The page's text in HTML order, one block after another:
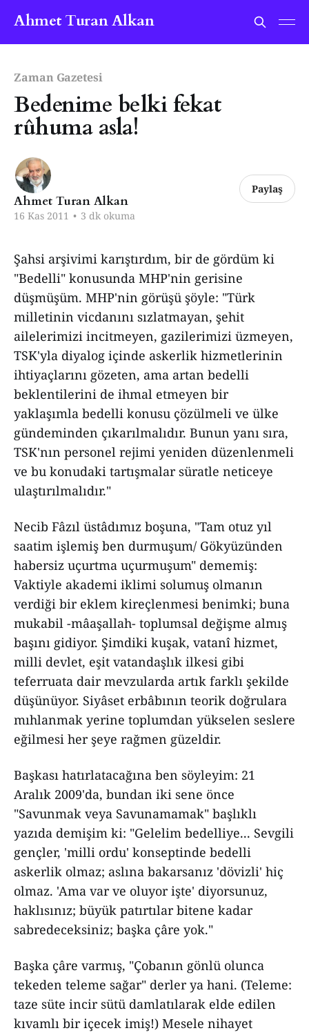
Ahmet Turan Alkan
Zaman Gazetesi
Bedenime belki fekat
rûhuma asla!
Ahmet Turan Alkan
16 Kas 2011 • 3 dk okuma
Paylaş
Şahsi arşivimi karıştırdım, bir de gördüm ki
"Bedelli" konusunda MHP'nin gerisine
düşmüşüm. MHP'nin görüşü şöyle: "Türk
milletinin vicdanını sızlatmayan, şehit
ailelerimizi incitmeyen, gazilerimizi üzmeyen,
TSK'yla diyalog içinde askerlik hizmetlerinin
ihtiyaçlarını gözeten, ama artan bedelli
beklentilerini de ihmal etmeyen bir
yaklaşımla bedelli konusu çözülmeli ve ülke
gündeminden çıkarılmalıdır. Bunun yanı sıra,
TSK'nın personel rejimi yeniden düzenlenmeli
ve bu konudaki tartışmalar süratle neticeye
ulaştırılmalıdır."
Necib Fâzıl üstâdımız boşuna, "Tam otuz yıl
saatim işlemiş ben durmuşum/ Gökyüzünden
habersiz uçurtma uçurmuşum" dememiş:
Vaktiyle akademi iklimi solumuş olmanın
verdiği bir eklem kireçlenmesi benimki; buna
mukabil -mâaşallah- toplumsal değişme almış
başını gidiyor. Şimdiki kuşak, vatanî hizmet,
milli devlet, eşit vatandaşlık ilkesi gibi
teferruata dair mevzularda artık farklı şekilde
düşünüyor. Siyâset erbâbının teorik doğrulara
mıhlanmak yerine toplumdan yükselen seslere
eğilmesi her şeye rağmen güzeldir.
Başkası hatırlatacağına ben söyleyim: 21
Aralık 2009'da, bundan iki sene önce
"Savunmak veya Savunamamak" başlıklı
yazıda demişim ki: "Gelelim bedelliye... Sevgili
gençler, 'milli ordu' konseptinde bedelli
askerlik olmaz; aslına bakarsanız 'dövizli' hiç
olmaz. 'Ama var ve oluyor işte' diyorsunuz,
haklısınız; büyük patırtılar bitene kadar
sabredeceksiniz; başka çâre yok."
Başka çâre varmış, "Çobanın gönlü olunca
tekeden teleme sağar" derler ya hani. (Teleme:
taze süte incir sütü damlatılarak elde edilen
kıvamlı bir içecek imiş!) Mesele nihayet